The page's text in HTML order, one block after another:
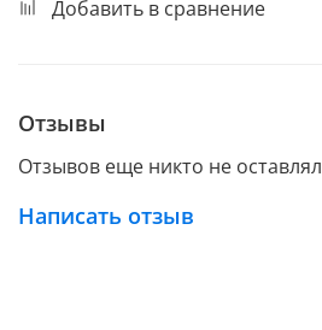
Добавить в сравнение
Отзывы
Отзывов еще никто не оставлял
Написать отзыв